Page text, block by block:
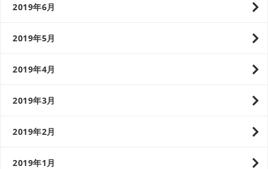
2019年6月
2019年5月
2019年4月
2019年3月
2019年2月
2019年1月